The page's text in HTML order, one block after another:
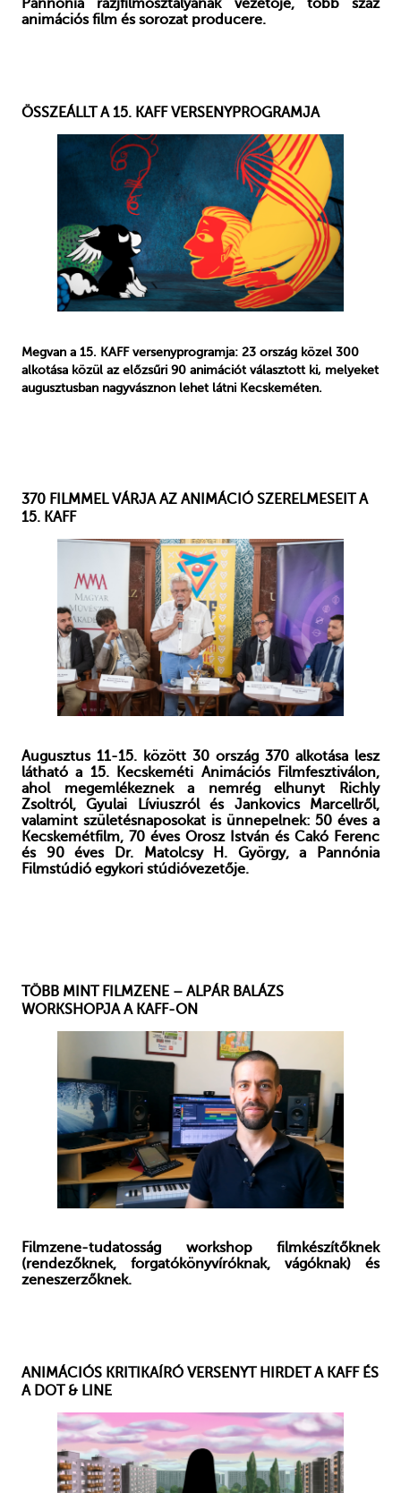
Pannónia razjfilmosztályának vezetője, több száz
animációs film és sorozat producere.
ÖSSZEÁLLT A 15. KAFF VERSENYPROGRAMJA
Megvan a 15. KAFF versenyprogramja: 23 ország közel 300
alkotása közül az előzsűri 90 animációt választott ki, melyeket
augusztusban nagyvásznon lehet látni Kecskeméten.
370 FILMMEL VÁRJA AZ ANIMÁCIÓ SZERELMESEIT A
15. KAFF
Augusztus 11-15. között 30 ország 370 alkotása lesz
látható a 15. Kecskeméti Animációs Filmfesztiválon,
ahol megemlékeznek a nemrég elhunyt Richly
Zsoltról, Gyulai Líviuszról és Jankovics Marcellről,
valamint születésnaposokat is ünnepelnek: 50 éves a
Kecskemétfilm, 70 éves Orosz István és Cakó Ferenc
és 90 éves Dr. Matolcsy H. György, a Pannónia
Filmstúdió egykori stúdióvezetője.
TÖBB MINT FILMZENE – ALPÁR BALÁZS
WORKSHOPJA A KAFF-ON
Filmzene-tudatosság workshop filmkészítőknek
(rendezőknek, forgatókönyvíróknak, vágóknak) és
zeneszerzőknek.
ANIMÁCIÓS KRITIKAÍRÓ VERSENYT HIRDET A KAFF ÉS
A DOT & LINE